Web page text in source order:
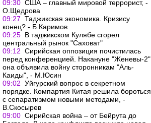
09:30 США – главный мировой террорист, -
О.Щедрова
09:27 Таджикская экономика. Кризису
конец? - Б.Каримов
09:25 В таджикском Кулябе сгорел
центральный рынок "Саховат"
09:12 Сирийская оппозиция почистилась
перед конференцией. Накануне "Женевы-2"
она объявила войну сторонникам "Аль-
Каиды", - М.Юсин
09:02 Уйгурский вопрос в секретном
порядке. Компартия Китая решила бороться
с сепаратизмом новыми методами, -
В.Скосырев
09:00 Сирийская война – от Бейрута до